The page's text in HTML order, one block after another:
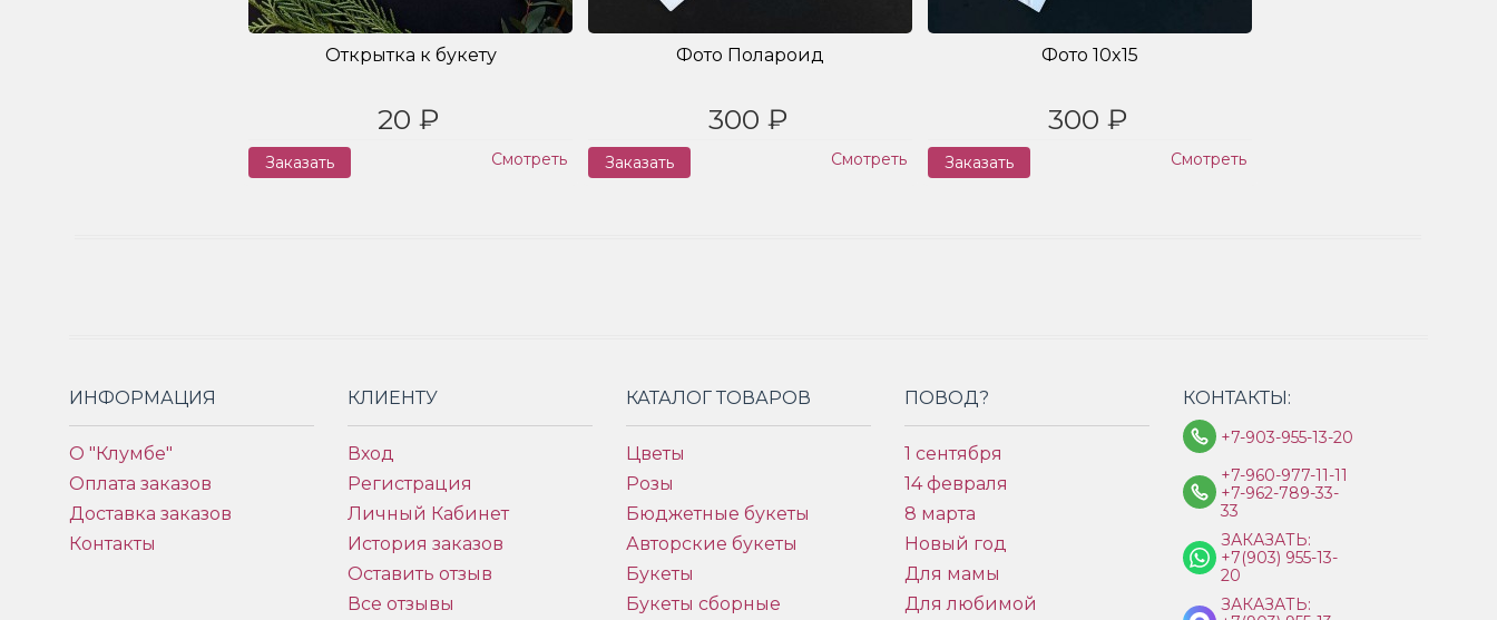
Открытка к букету
20 ₽
Заказать Смотреть
Фото Полароид
300 ₽
Заказать Смотреть
Фото 10x15
300 ₽
Заказать Смотреть
ИНФОРМАЦИЯ
О "Клумбе"
Оплата заказов
Доставка заказов
Контакты
КЛИЕНТУ
Вход
Регистрация
Личный Кабинет
История заказов
Оставить отзыв
Все отзывы
КАТАЛОГ ТОВАРОВ
Цветы
Розы
Бюджетные букеты
Авторские букеты
Букеты
Букеты сборные
ПОВОД?
1 сентября
14 февраля
8 марта
Новый год
Для мамы
Для любимой
КОНТАКТЫ:
+7-903-955-13-20
+7-960-977-11-11
+7-962-789-33-
33
ЗАКАЗАТЬ:
+7(903) 955-13-
20
ЗАКАЗАТЬ: